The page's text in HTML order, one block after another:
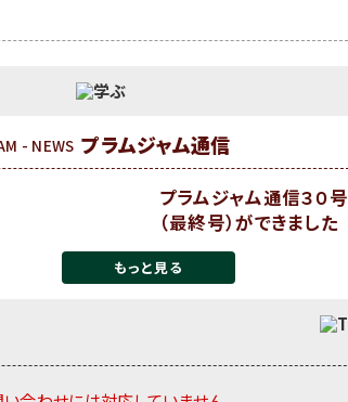
- NEWS プラムジャム通信
プラムジャム通信３０号
（最終号）ができました
もっと見る